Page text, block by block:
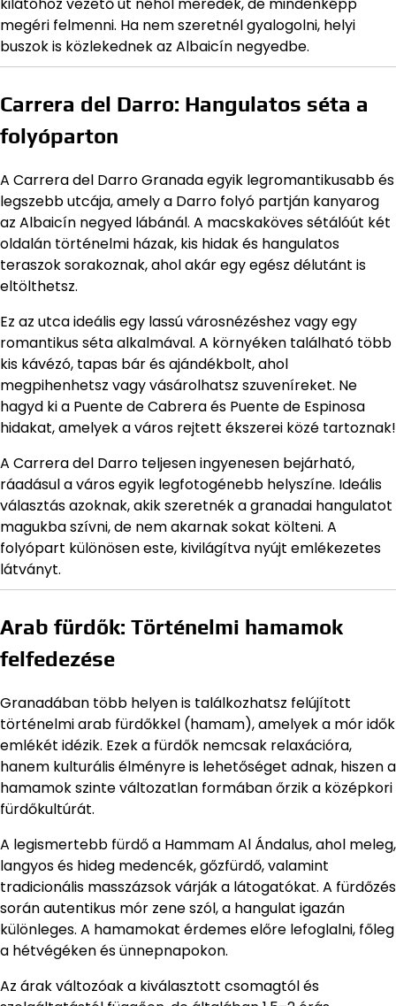
kilátóhoz vezető út néhol meredek, de mindenképp
megéri felmenni. Ha nem szeretnél gyalogolni, helyi
buszok is közlekednek az Albaicín negyedbe.
Carrera del Darro: Hangulatos séta a
folyóparton
A Carrera del Darro Granada egyik legromantikusabb és
legszebb utcája, amely a Darro folyó partján kanyarog
az Albaicín negyed lábánál. A macskaköves sétálóút két
oldalán történelmi házak, kis hidak és hangulatos
teraszok sorakoznak, ahol akár egy egész délutánt is
eltölthetsz.
Ez az utca ideális egy lassú városnézéshez vagy egy
romantikus séta alkalmával. A környéken található több
kis kávézó, tapas bár és ajándékbolt, ahol
megpihenhetsz vagy vásárolhatsz szuveníreket. Ne
hagyd ki a Puente de Cabrera és Puente de Espinosa
hidakat, amelyek a város rejtett ékszerei közé tartoznak!
A Carrera del Darro teljesen ingyenesen bejárható,
ráadásul a város egyik legfotogénebb helyszíne. Ideális
választás azoknak, akik szeretnék a granadai hangulatot
magukba szívni, de nem akarnak sokat költeni. A
folyópart különösen este, kivilágítva nyújt emlékezetes
látványt.
Arab fürdők: Történelmi hamamok
felfedezése
Granadában több helyen is találkozhatsz felújított
történelmi arab fürdőkkel (hamam), amelyek a mór idők
emlékét idézik. Ezek a fürdők nemcsak relaxációra,
hanem kulturális élményre is lehetőséget adnak, hiszen a
hamamok szinte változatlan formában őrzik a középkori
fürdőkultúrát.
A legismertebb fürdő a Hammam Al Ándalus, ahol meleg,
langyos és hideg medencék, gőzfürdő, valamint
tradicionális masszázsok várják a látogatókat. A fürdőzés
során autentikus mór zene szól, a hangulat igazán
különleges. A hamamokat érdemes előre lefoglalni, főleg
a hétvégéken és ünnepnapokon.
Az árak változóak a kiválasztott csomagtól és